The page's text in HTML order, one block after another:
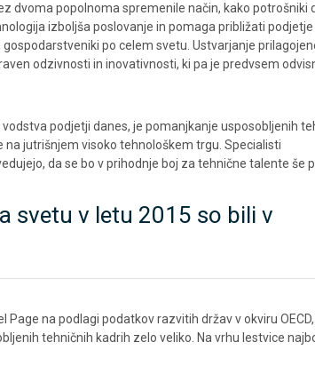
dvoma popolnoma spremenile način, kako potrošniki
izboljša poslovanje in pomaga približati
po celem svetu. Ustvarjanje
odzivnosti in inovativnosti, ki pa je predvsem
podjetji danes, je pomanjkanje usposobljenih
jutrišnjem visoko tehnološkem trgu. Specialisti
da se bo v prihodnje boj za tehnične talente še
svetu v letu 2015 so bili v
Page na podlagi podatkov razvitih držav v okviru
tehničnih kadrih zelo veliko. Na vrhu lestvice